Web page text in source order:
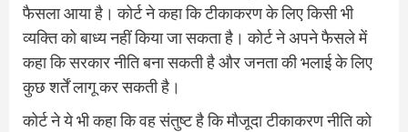
फैसला आया है। कोर्ट ने कहा कि टीकाकरण के लिए किसी भी
व्यक्ति को बाध्य नहीं किया जा सकता है। कोर्ट ने अपने फैसले में
कहा कि सरकार नीति बना सकती है और जनता की भलाई के लिए
कुछ शर्तें लागू कर सकती है।
कोर्ट ने ये भी कहा कि वह संतुष्ट है कि मौजूदा टीकाकरण नीति को